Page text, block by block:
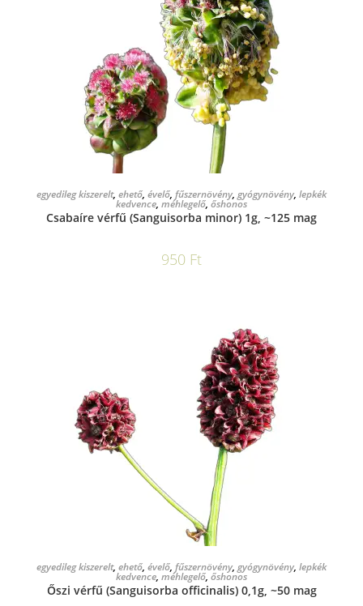
KOSÁRBA TESZEM
egyedileg kiszerelt, ehető, évelő, fűszernövény, gyógynövény, lepkék
kedvence, méhlegelő, őshonos
Csabaíre vérfű (Sanguisorba minor) 1g, ~125 mag
950 Ft
KOSÁRBA TESZEM
egyedileg kiszerelt, ehető, évelő, fűszernövény, gyógynövény, lepkék
kedvence, méhlegelő, őshonos
Őszi vérfű (Sanguisorba officinalis) 0,1g, ~50 mag